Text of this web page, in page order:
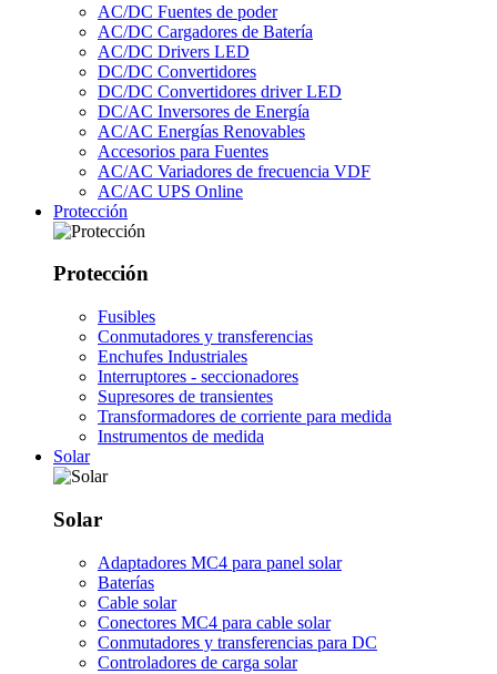
AC/DC Fuentes de poder
AC/DC Cargadores de Batería
AC/DC Drivers LED
DC/DC Convertidores
DC/DC Convertidores driver LED
DC/AC Inversores de Energía
AC/AC Energías Renovables
Accesorios para Fuentes
AC/AC Variadores de frecuencia VDF
AC/AC UPS Online
Protección
Protección
Fusibles
Conmutadores y transferencias
Enchufes Industriales
Interruptores - seccionadores
Supresores de transientes
Transformadores de corriente para medida
Instrumentos de medida
Solar
Solar
Adaptadores MC4 para panel solar
Baterías
Cable solar
Conectores MC4 para cable solar
Conmutadores y transferencias para DC
Controladores de carga solar